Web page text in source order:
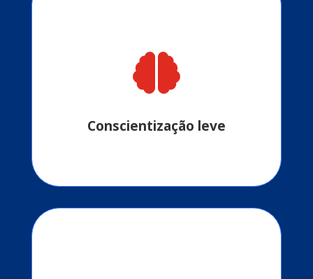

Conscientização leve
Cuidar da saúde com alegria e movimento.